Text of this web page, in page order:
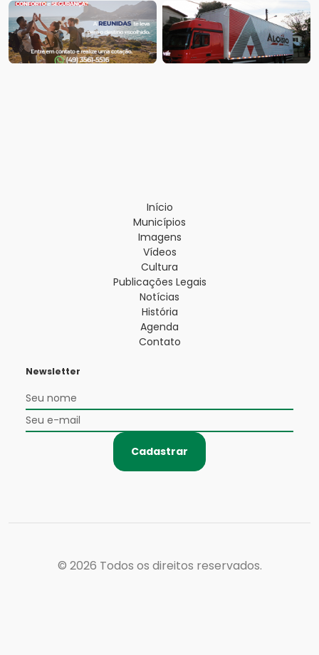
Início
Municípios
Imagens
Vídeos
Cultura
Publicações Legais
Notícias
História
Agenda
Contato
Newsletter
Cadastrar
© 2026 Todos os direitos reservados.